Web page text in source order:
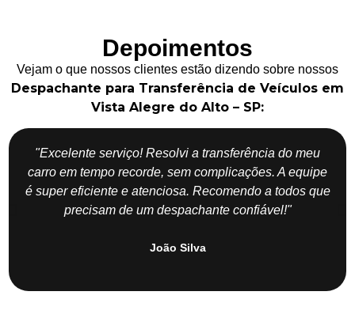
Depoimentos
Vejam o que nossos clientes estão dizendo sobre nossos
Despachante para Transferência de Veículos em
Vista Alegre do Alto – SP:
"Excelente serviço! Resolvi a transferência do meu
carro em tempo recorde, sem complicações. A equipe
é super eficiente e atenciosa. Recomendo a todos que
precisam de um despachante confiável!"
João Silva